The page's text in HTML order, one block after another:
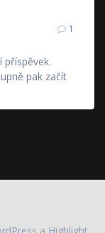
1
příspěvek.
pak začít